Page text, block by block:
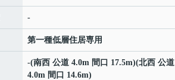
-
第一種低層住居専用
-(南西 公道 4.0m 間口 17.5m)(北西 公道
4.0m 間口 14.6m)